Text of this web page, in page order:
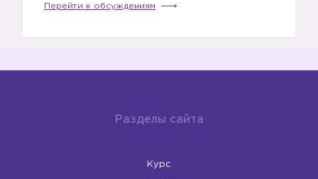
Перейти к обсуждениям
Разделы сайта
Курс